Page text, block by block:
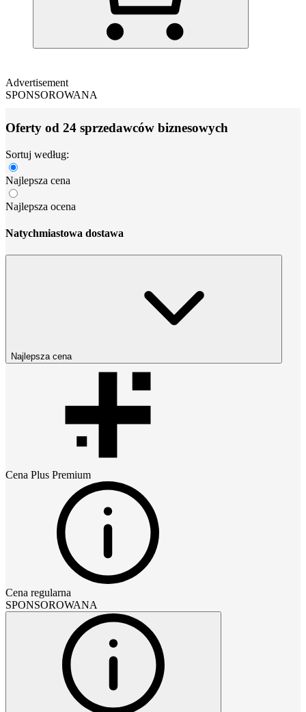
Advertisement
SPONSOROWANA
Oferty od 24 sprzedawców biznesowych
Sortuj według:
Najlepsza cena
Najlepsza ocena
Natychmiastowa dostawa
Najlepsza cena
Cena Plus Premium
Cena regularna
SPONSOROWANA